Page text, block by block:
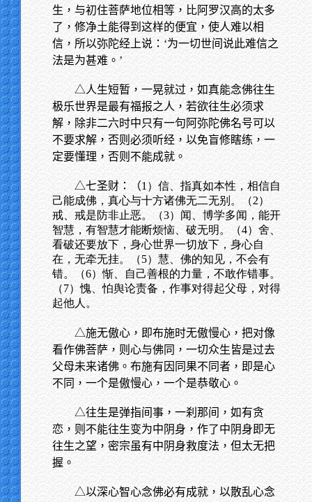
生，与初住菩萨地位相等，比阿罗汉高的太多
了，修净土能得到这样的便宜，使人难以相
信，所以弥陀经上说：‘为一切世间说此难信之
法是为甚难。’
△人生短暂，一晃就过，如真能念佛往生
极乐世界是最有福报之人，若欲往生必须求
解，除非二六时中只有一句阿弥陀佛名号可以
不要求解，否则必须听经，以免盲修瞎练，一
定要懂理，否则不能成就。
△七圣财：（1）信、指真如本性，相信自
己能成佛，真心与十方诸佛无二无别。（2）
戒、戒是防非止恶。（3）闻、博学多闻，能开
智慧，有智慧才能断烦恼、破无明。（4）舍、
看破还要放下，身心世界一切放下，身心自
在，无牵无挂。（5）慧、佛的知见，不会有
错。（6）惭、自己善根的力量，不敢作错事。
（7）愧、怕舆论责备，作事对得起父母，对得
起他人。
△施无傲心，即布施时无傲慢心，把对像
看作佛菩萨，则心与佛同，一切众生皆是过去
父母未来诸佛。布施有因同果不同者，即是心
不同，一个是傲慢心，一个是恭敬心。
△往生是弹指间事，一刹那间，如有贪
恋，则不能往生变为中阴身，作了中阴身即无
往生之望，密宗虽有中阴身救度法，但太无把
握。
△以深心智心念佛必有成就，以散乱心念